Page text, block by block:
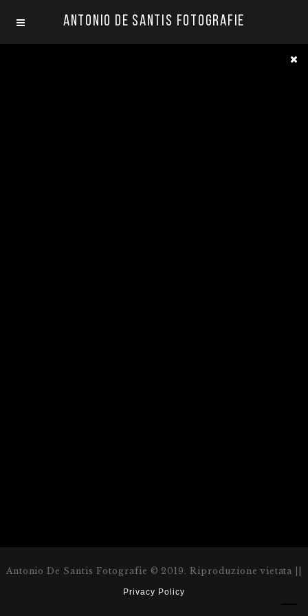
Antonio De Santis Fotografie
Antonio De Santis Fotografie © 2019. Riproduzione vietata ||
Privacy Policy